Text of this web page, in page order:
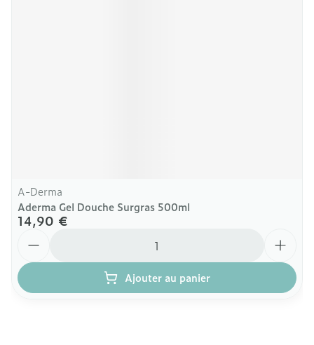
A-Derma
Aderma Gel Douche Surgras 500ml
14,90 €
Ajouter au panier